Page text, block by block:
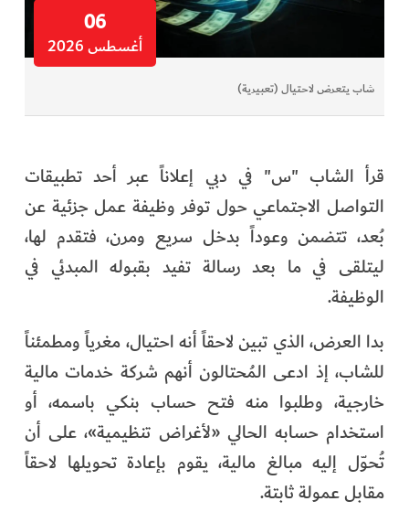
06
أغسطس 2026
شاب يتعرض لاحتيال (تعبيرية)
قرأ الشاب "س" في دبي إعلاناً عبر أحد تطبيقات
التواصل الاجتماعي حول توفر وظيفة عمل جزئية عن
بُعد، تتضمن وعوداً بدخل سريع ومرن، فتقدم لها،
ليتلقى في ما بعد رسالة تفيد بقبوله المبدئي في
الوظيفة.
بدا العرض، الذي تبين لاحقاً أنه احتيال، مغرياً ومطمئناً
للشاب، إذ ادعى المُحتالون أنهم شركة خدمات مالية
خارجية، وطلبوا منه فتح حساب بنكي باسمه، أو
استخدام حسابه الحالي «لأغراض تنظيمية»، على أن
تُحوّل إليه مبالغ مالية، يقوم بإعادة تحويلها لاحقاً
مقابل عمولة ثابتة.